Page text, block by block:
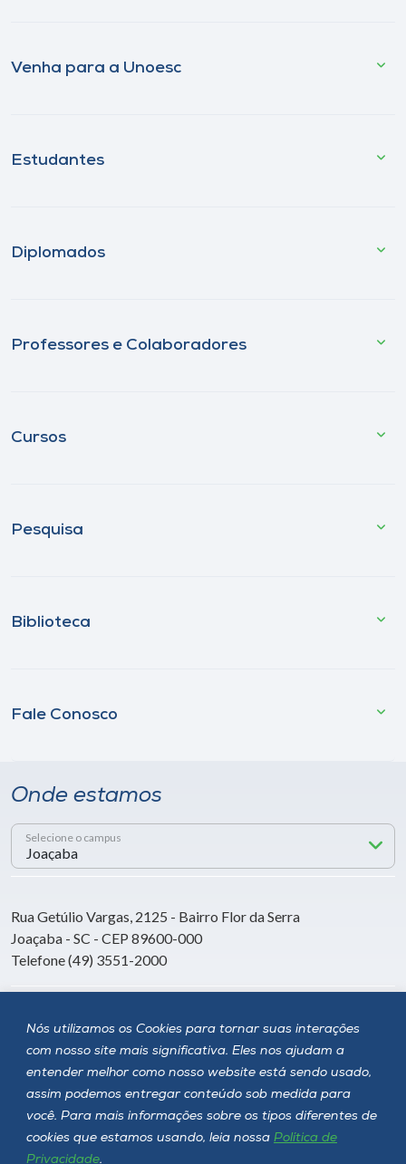
Nós utilizamos os Cookies para tornar suas interações
com nosso site mais significativa. Eles nos ajudam a
entender melhor como nosso website está sendo usado,
assim podemos entregar conteúdo sob medida para
você. Para mais informações sobre os tipos diferentes de
cookies que estamos usando, leia nossa Política de
Privacidade.
Venha para a Unoesc
Estudantes
Diplomados
Professores e Colaboradores
Cursos
Pesquisa
Biblioteca
Fale Conosco
Onde estamos
Selecione o campus
Rua Getúlio Vargas, 2125 - Bairro Flor da Serra
Joaçaba - SC - CEP 89600-000
Telefone (49) 3551-2000
Siga a Unoesc